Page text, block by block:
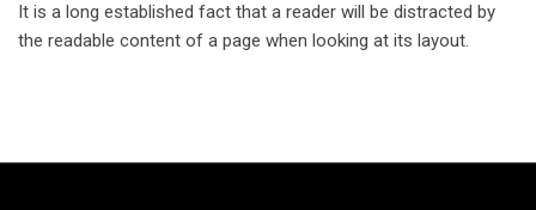
It is a long established fact that a reader will be distracted by
the readable content of a page when looking at its layout.